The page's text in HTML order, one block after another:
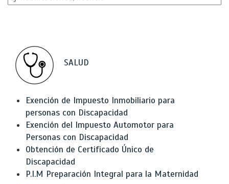
SALUD
Exención de Impuesto Inmobiliario para
personas con Discapacidad
Exención del Impuesto Automotor para
Personas con Discapacidad
Obtención de Certificado Único de
Discapacidad
P.I.M Preparación Integral para la Maternidad